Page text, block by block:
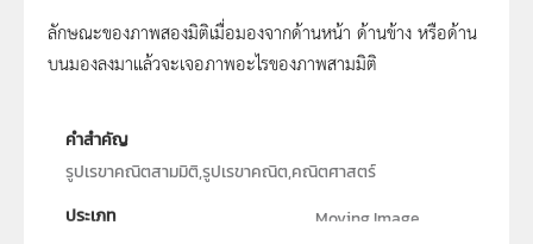
IPST Digital Maths : บทที่ 5 ความสัมพันธ์
ระหว่างรูปเรขาคณิตสองมิติและสามมิติ ตอนที่
ลักษณะของภาพสองมิติเมื่อมองจากด้านหน้า ด้านข้าง หรือด้าน
บนมองลงมาแล้วจะเจอภาพอะไรของภาพสามมิติ
คำสำคัญ
รูปเรขาคณิตสามมิติ,รูปเรขาคณิต,คณิตศาสตร์
ประเภท
Moving Image